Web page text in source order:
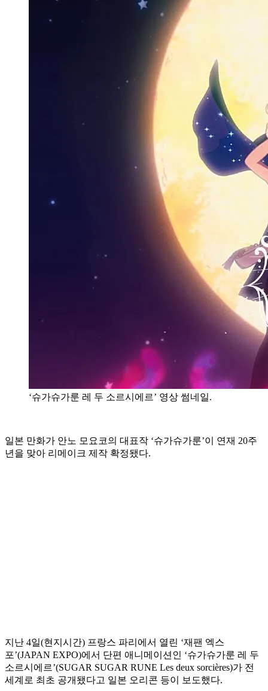
‘슈가슈가룬 레 두 소르시에르’ 영상 썸네일.
일본 만화가 안노 모요코의 대표작 ‘슈가슈가룬’이 연재 20주
년을 맞아 리메이크 제작 확정됐다.
지난 4일(현지시간) 프랑스 파리에서 열린 ‘재팬 엑스
포’(JAPAN EXPO)에서 단편 애니메이션인 ‘슈가슈가룬 레 두
소르시에르’(SUGAR SUGAR RUNE Les deux sorcières)가 전
세계로 최초 공개됐다고 일본 오리콘 등이 보도했다.